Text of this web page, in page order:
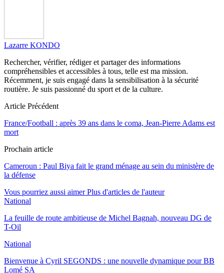
Lazarre KONDO
Rechercher, vérifier, rédiger et partager des informations
compréhensibles et accessibles à tous, telle est ma mission.
Récemment, je suis engagé dans la sensibilisation à la sécurité
routière. Je suis passionné du sport et de la culture.
Article Précédent
France/Football : après 39 ans dans le coma, Jean-Pierre Adams est
mort
Prochain article
Cameroun : Paul Biya fait le grand ménage au sein du ministère de
la défense
Vous pourriez aussi aimer Plus d'articles de l'auteur
National
La feuille de route ambitieuse de Michel Bagnah, nouveau DG de
T-Oil
National
Bienvenue à Cyril SEGONDS : une nouvelle dynamique pour BB
Lomé SA